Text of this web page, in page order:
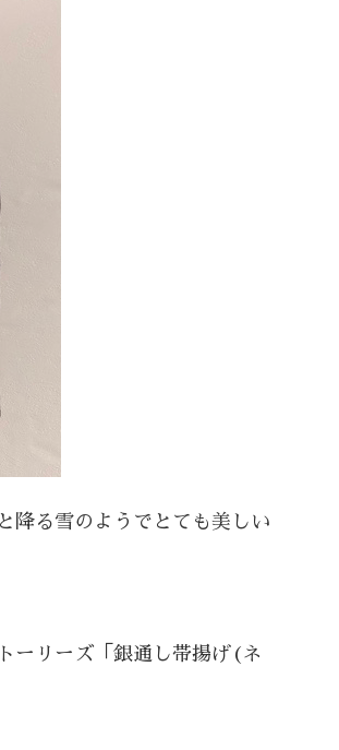
降る雪のようでとても美しい
ーリーズ「銀通し帯揚げ(ネ